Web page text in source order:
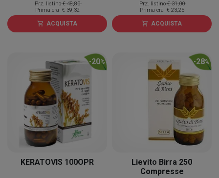
Prz. listino € 48,80
Prima era € 39,32
shopping_cart ACQUISTA
Prz. listino € 31,00
Prima era € 23,25
shopping_cart ACQUISTA
-20%
KERATOVIS 100OPR
-28%
Lievito Birra 250
Compresse